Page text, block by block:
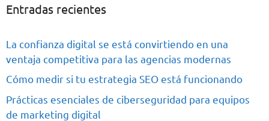
Entradas recientes
La confianza digital se está convirtiendo en una
ventaja competitiva para las agencias modernas
Cómo medir si tu estrategia SEO está funcionando
Prácticas esenciales de ciberseguridad para equipos
de marketing digital